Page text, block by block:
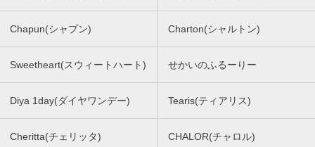
Chapun(シャプン) Charton(シャルトン)
Sweetheart(スウィートハート) せかいのふるーりー
Diya 1day(ダイヤワンデー) Tearis(ティアリス)
Cheritta(チェリッタ) CHALOR(チャロル)